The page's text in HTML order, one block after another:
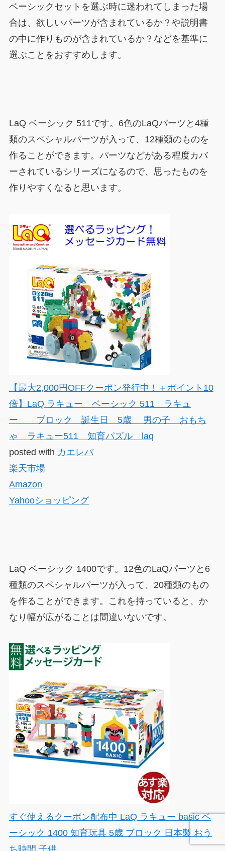
ベーシックセットを選ぶ時に迷われてしまった場
合は、欲しいパーツが含まれているか？や説明書
の中に作りものが含まれているか？などを基準に
選ぶことをおすすめします。
LaQ ベーシック 511です。6色のLaQパーツと4種
類のスペシャルパーツが入って、12種類のものを
作ることができます。パーツなどがある程度カバ
ーされているシリーズになるので、思ったものを
作りやすくなると思います。
【最大2,000円OFFクーポン発行中！＋ポイント10
倍】LaQ ラキュー ベーシック 511 ラキュ
ー ブロック 誕生日 5歳 男の子 おもち
ゃ ラキュー511 知育パズル laq
posted with カエレバ
楽天市場
Amazon
Yahooショッピング
LaQ ベーシック 1400です。12色のLaQパーツと6
種類のスペシャルパーツが入って、20種類のもの
を作ることができます。これを持っていると、か
なり幅が広がることは間違いないです。
すぐ使えるクーポン配布中 LaQ ラキュー basic ベ
ーシック 1400 知育玩具 5歳 ブロック 日本製 おう